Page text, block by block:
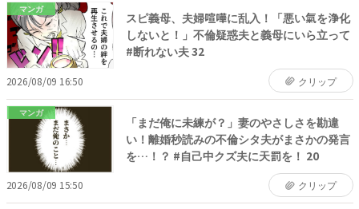
マンガ
スピ義母、夫婦喧嘩に乱入！「悪い氣を浄化
しないと！」不倫疑惑夫と義母にいら立って
#断れない夫 32
2026/08/09 16:50 クリップ
マンガ
「まだ俺に未練が？」妻のやさしさを勘違
い！離婚秒読みの不倫シタ夫がまさかの発言
を…！？ #自己中クズ夫に天罰を！ 20
2026/08/09 15:50 クリップ